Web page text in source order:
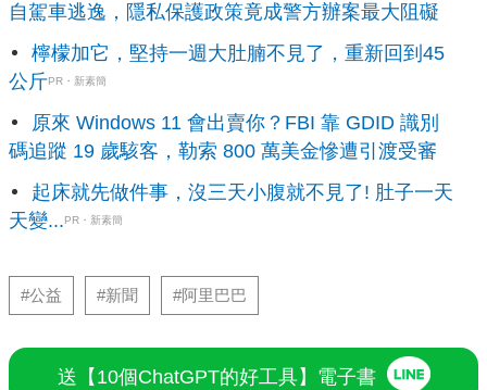
自駕車逃逸，隱私保護政策竟成警方辦案最大阻礙
檸檬加它，堅持一週大肚腩不見了，重新回到45
公斤PR・新素簡
原來 Windows 11 會出賣你？FBI 靠 GDID 識別
碼追蹤 19 歲駭客，勒索 800 萬美金慘遭引渡受審
起床就先做件事，沒三天小腹就不見了! 肚子一天
天變...PR・新素簡
#公益 #新聞 #阿里巴巴
送【10個ChatGPT的好工具】電子書